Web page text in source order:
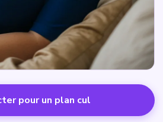
pour un plan cul